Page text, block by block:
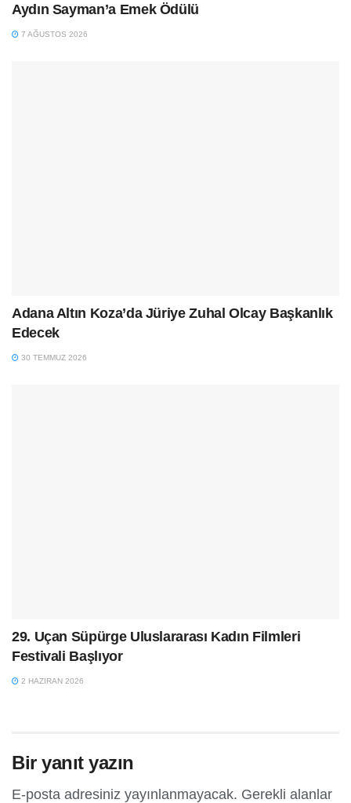
Aydın Sayman’a Emek Ödülü
7 AĞUSTOS 2026
Adana Altın Koza’da Jüriye Zuhal Olcay Başkanlık
Edecek
30 TEMMUZ 2026
29. Uçan Süpürge Uluslararası Kadın Filmleri
Festivali Başlıyor
2 HAZIRAN 2026
Bir yanıt yazın
E-posta adresiniz yayınlanmayacak. Gerekli alanlar